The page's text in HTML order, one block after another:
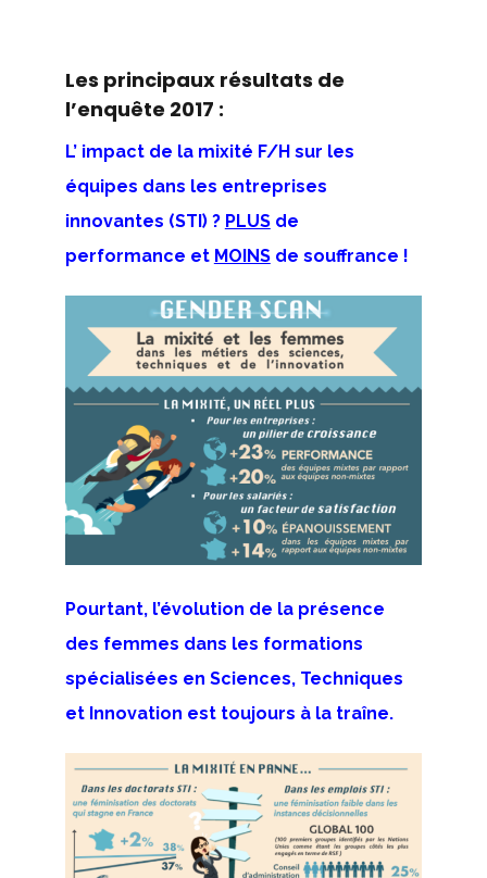
Les principaux résultats de
l’enquête 2017 :
L’ impact de la mixité F/H sur les
équipes dans les entreprises
innovantes (STI) ? PLUSde
performance et MOINSde souffrance !
Pourtant, l’évolution de la présence
des femmes dans les formations
spécialisées en Sciences, Techniques
et Innovation est toujours à la traîne.